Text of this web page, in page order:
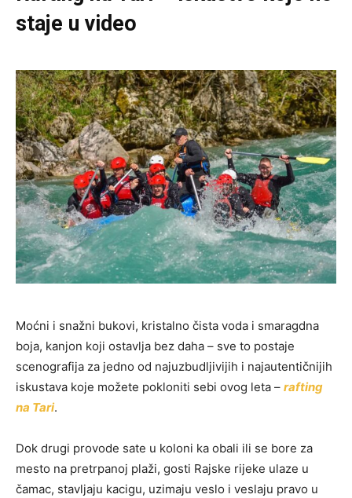
staje u video
Moćni i snažni bukovi, kristalno čista voda i smaragdna
boja, kanjon koji ostavlja bez daha – sve to postaje
scenografija za jedno od najuzbudljivijih i najautentičnijih
iskustava koje možete pokloniti sebi ovog leta – rafting
na Tari.
Dok drugi provode sate u koloni ka obali ili se bore za
mesto na pretrpanoj plaži, gosti Rajske rijeke ulaze u
čamac, stavljaju kacigu, uzimaju veslo i veslaju pravo u